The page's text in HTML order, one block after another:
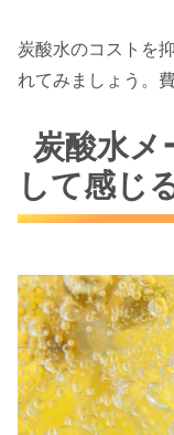
炭酸水のコストを
れてみましょう。
炭酸水メ
して感じ